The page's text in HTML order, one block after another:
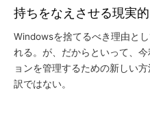
持ちをなえさせる現実
Windowsを捨てるべき理由と
れる。が、だからといって、
ョンを管理するための新しい
訳ではない。